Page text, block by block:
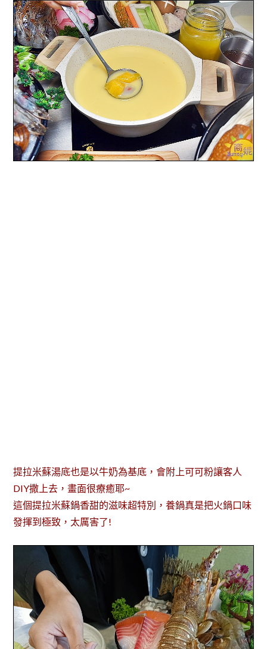
提拉米蘇湯底也是以牛奶為基底，會附上可可粉讓客人
DIY撒上去，畫面很療癒耶~
這個提拉米蘇鍋香甜的滋味超特別，養鍋真是把火鍋口味
發揮到極致，太厲害了!